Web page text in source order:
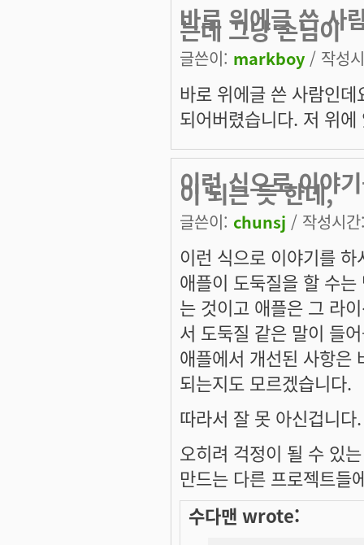
바로 위에글 쓴 사
는데 그냥 손님이
글쓴이: markboy / 작성
바로 위에글 쓴 사람인
되어버렸습니다. 저 위
이런 식으로 이야
이 되는 듯 한데,
글쓴이: chunsj / 작성시
이런 식으로 이야기를
애플이 도둑질을 할 수
는 것이고 애플은 그 라
서 도둑질 같은 말이 들
애플에서 개선된 사항은
되는지도 모르겠습니다.
따라서 잘 못 아신겁니다
오히려 걱정이 될 수 있
만드는 다른 프로젝트들
수다맨 wrote: